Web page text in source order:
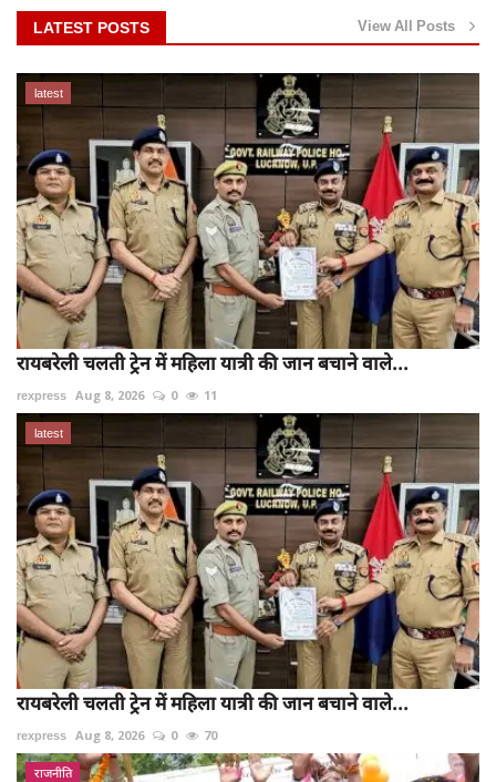
LATEST POSTS View All Posts
latest
रायबरेली चलती ट्रेन में महिला यात्री की जान बचाने वाले...
rexpress Aug 8, 2026 0 11
latest
रायबरेली चलती ट्रेन में महिला यात्री की जान बचाने वाले...
rexpress Aug 8, 2026 0 70
राजनीति